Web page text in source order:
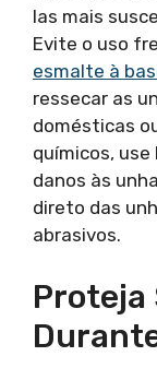
las mais
Evite o uso
esmalte à
ressecar as
domésticas
químicos,
danos às
direto das
abrasivos.
Proteja